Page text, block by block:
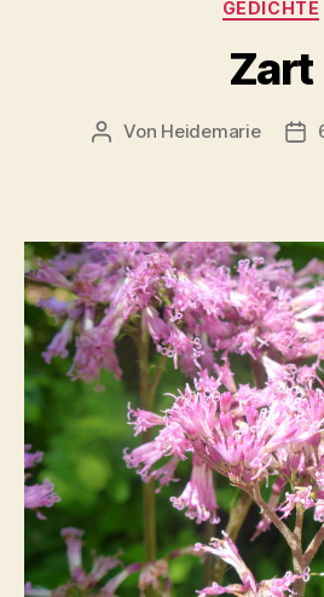
GEDICHTE
Zart
Beitragsautor
Von Heidemarie